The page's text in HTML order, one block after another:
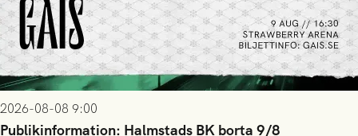
2026-08-08 9:00
Publikinformation: Halmstads BK borta 9/8